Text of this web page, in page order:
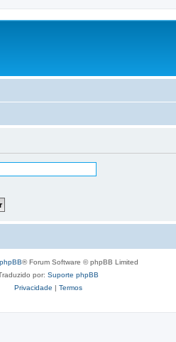
phpBB® Forum Software © phpBB Limited
por: Suporte phpBB
Privacidade | Termos